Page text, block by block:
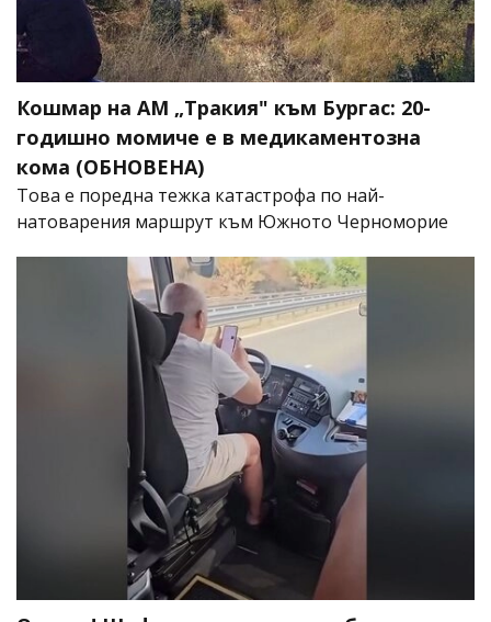
Кошмар на АМ „Тракия" към Бургас: 20-
годишно момиче е в медикаментозна
кома (ОБНОВЕНА)
Това е поредна тежка катастрофа по най-
натоварения маршрут към Южното Черноморие